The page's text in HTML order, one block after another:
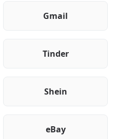
Gmail
Tinder
Shein
eBay